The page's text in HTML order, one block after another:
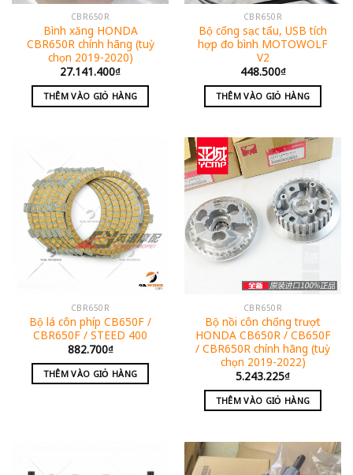
CBR650R
Bình xăng HONDA
CBR650R chính hãng (tuỳ
chọn 2019-2020)
27.141.400₫
THÊM VÀO GIỎ HÀNG
CBR650R
Bộ cổng sạc tẩu, USB tích
hợp đo bình MOTOWOLF
V2
448.500₫
THÊM VÀO GIỎ HÀNG
CBR650R
Bộ lá côn phíp CB650F /
CBR650F / STEED 400
882.700₫
THÊM VÀO GIỎ HÀNG
CBR650R
Bộ nồi côn chống trượt
HONDA CB650R / CB650F
/ CBR650R chính hãng (tuỳ
chọn 2019-2022)
5.243.225₫
THÊM VÀO GIỎ HÀNG